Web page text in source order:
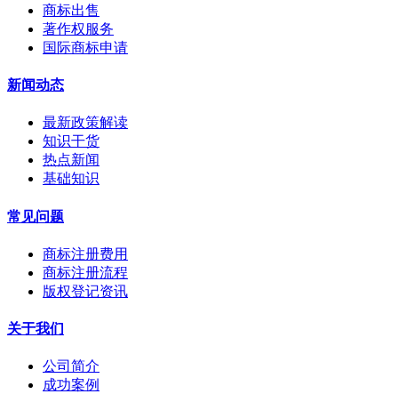
商标出售
著作权服务
国际商标申请
新闻动态
最新政策解读
知识干货
热点新闻
基础知识
常见问题
商标注册费用
商标注册流程
版权登记资讯
关于我们
公司简介
成功案例